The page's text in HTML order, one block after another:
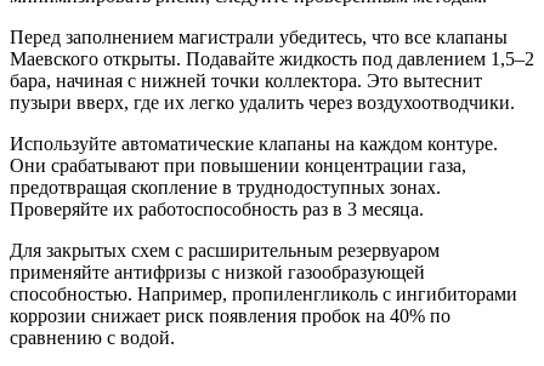
Перед заполнением магистрали убедитесь, что все клапаны
Маевского открыты. Подавайте жидкость под давлением 1,5–2
бара, начиная с нижней точки коллектора. Это вытеснит
пузыри вверх, где их легко удалить через воздухоотводчики.
Используйте автоматические клапаны на каждом контуре.
Они срабатывают при повышении концентрации газа,
предотвращая скопление в труднодоступных зонах.
Проверяйте их работоспособность раз в 3 месяца.
Для закрытых схем с расширительным резервуаром
применяйте антифризы с низкой газообразующей
способностью. Например, пропиленгликоль с ингибиторами
коррозии снижает риск появления пробок на 40% по
сравнению с водой.